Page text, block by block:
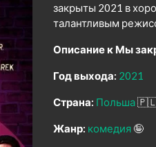
закрыты 2021 в
талантливым
Описание к Мы
Год выхода: 2021
Страна: Польша
Жанр: комедия 🤪